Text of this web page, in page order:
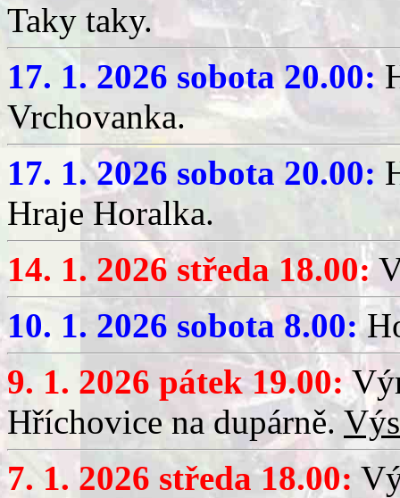
Taky taky.
17. 1. 2026 sobota 20.00:
Vrchovanka.
17. 1. 2026 sobota 20.00:
Hraje Horalka.
14. 1. 2026 středa 18.00:
10. 1. 2026 sobota 8.00:
9. 1. 2026 pátek 19.00:
Hříchovice na dupárně.
7. 1. 2026 středa 18.00: